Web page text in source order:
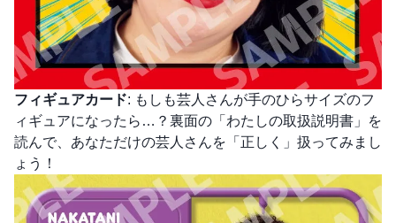
フィギュアカード: もしも芸人さんが手のひらサイズのフ
ィギュアになったら…？裏面の「わたしの取扱説明書」を
読んで、あなただけの芸人さんを「正しく」扱ってみまし
ょう！